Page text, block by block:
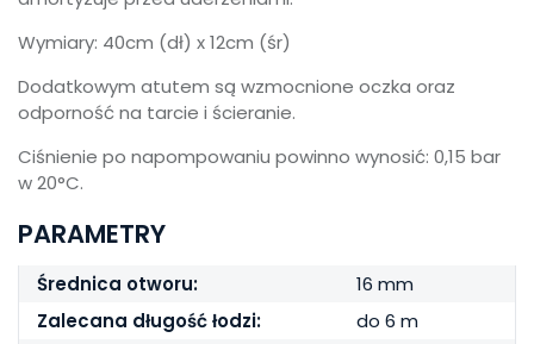
Wymiary: 40cm (dł) x 12cm (śr)
Dodatkowym atutem są wzmocnione oczka oraz
odporność na tarcie i ścieranie.
Ciśnienie po napompowaniu powinno wynosić: 0,15 bar
w 20°C.
PARAMETRY
Średnica otworu:
16 mm
Zalecana długość łodzi:
do 6 m